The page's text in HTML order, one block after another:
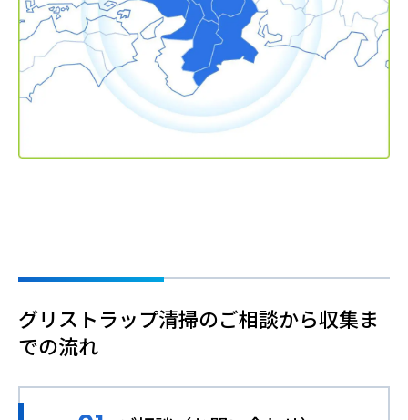
グリストラップ清掃のご相談から収集ま
での流れ